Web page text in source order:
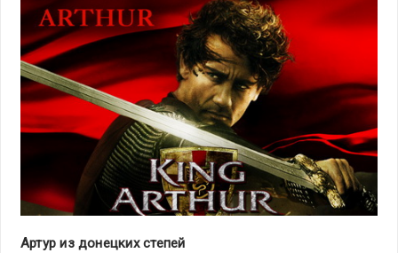
Артур из донецких степей